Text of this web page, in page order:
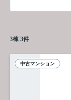
3棟 3件
中古マンション